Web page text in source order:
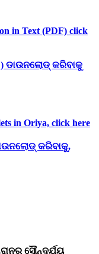
in Text (PDF) click
ଡାଉନଲୋଡ୍ କରିବାକୁ
in Oriya, click here
କରିବାକୁ,
ସୌନ୍ଦର୍ଯ୍ୟ